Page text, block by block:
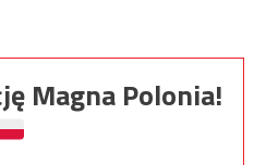
Magna Polonia!